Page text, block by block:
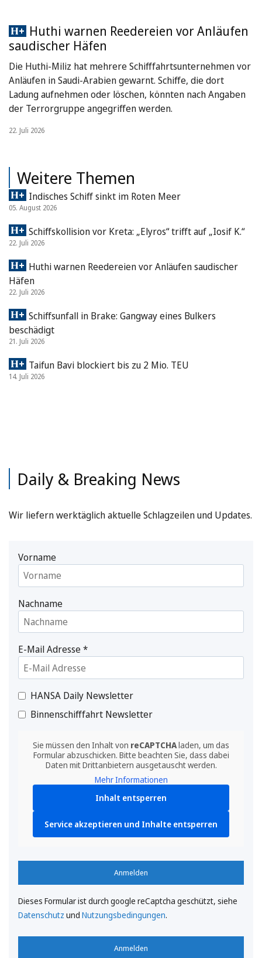
Huthi warnen Reedereien vor Anläufen
saudischer Häfen
Die Huthi-Miliz hat mehrere Schifffahrtsunternehmen vor
Anläufen in Saudi-Arabien gewarnt. Schiffe, die dort
Ladung aufnehmen oder löschen, könnten nach Angaben
der Terrorgruppe angegriffen werden.
22. Juli 2026
Weitere Themen
Indisches Schiff sinkt im Roten Meer
05. August 2026
Schiffskollision vor Kreta: „Elyros“ trifft auf „Iosif K.“
22. Juli 2026
Huthi warnen Reedereien vor Anläufen saudischer
Häfen
22. Juli 2026
Schiffsunfall in Brake: Gangway eines Bulkers
beschädigt
21. Juli 2026
Taifun Bavi blockiert bis zu 2 Mio. TEU
14. Juli 2026
Daily & Breaking News
Wir liefern werktäglich aktuelle Schlagzeilen und Updates.
Vorname
Nachname
E-Mail Adresse*
HANSA Daily Newsletter
Binnenschifffahrt Newsletter
Sie müssen den Inhalt von reCAPTCHAladen, um das
Formular abzuschicken. Bitte beachten Sie, dass dabei
Daten mit Drittanbietern ausgetauscht werden.
Mehr Informationen
Inhalt entsperren
Service akzeptieren und Inhalte entsperren
Anmelden
Dieses Formular ist durch google reCaptcha geschützt, siehe
Datenschutz und Nutzungsbedingungen.
Anmelden